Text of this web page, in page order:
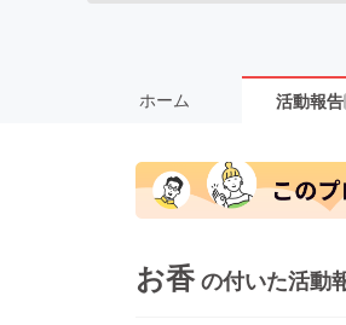
ホーム 活動報告
お香の付いた活動